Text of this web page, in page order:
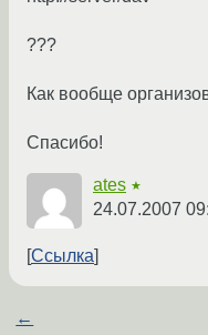
???
Как вообще
Спасибо!
ates ★
24.07.2007
Ссылка
←